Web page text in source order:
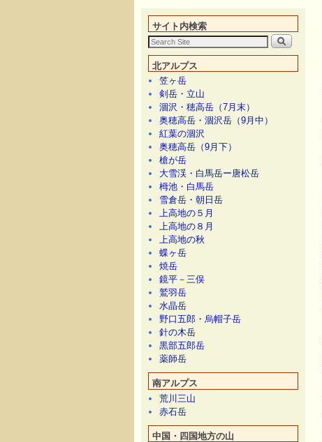
サイト内検索
北アルプス
笠ヶ岳
剣岳・立山
涸沢・穂高岳（7月末）
奥穂高岳・涸沢岳（9月中）
紅葉の涸沢
奥穂高岳（9月下）
槍が岳
大雪渓・白馬岳ー唐松岳
栂池・白馬岳
雪倉岳・朝日岳
上高地の５月
上高地の８月
上高地の秋
蝶ヶ岳
焼岳
鏡平－三俣
鷲羽岳
水晶岳
野口五郎・烏帽子岳
針の木岳
黒部五郎岳
薬師岳
南アルプス
荒川三山
赤石岳
中国・四国地方の山